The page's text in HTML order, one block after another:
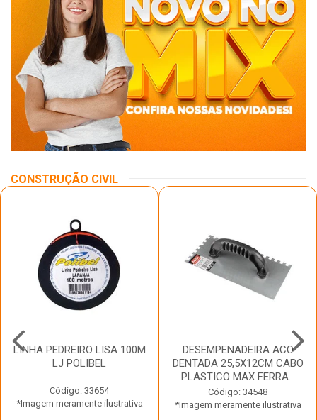
CONSTRUÇÃO CIVIL
LINHA PEDREIRO LISA 100M
LJ POLIBEL
Código: 33654
*Imagem meramente ilustrativa
DESEMPENADEIRA ACO
DENTADA 25,5X12CM CABO
PLASTICO MAX FERRA...
Código: 34548
*Imagem meramente ilustrativa